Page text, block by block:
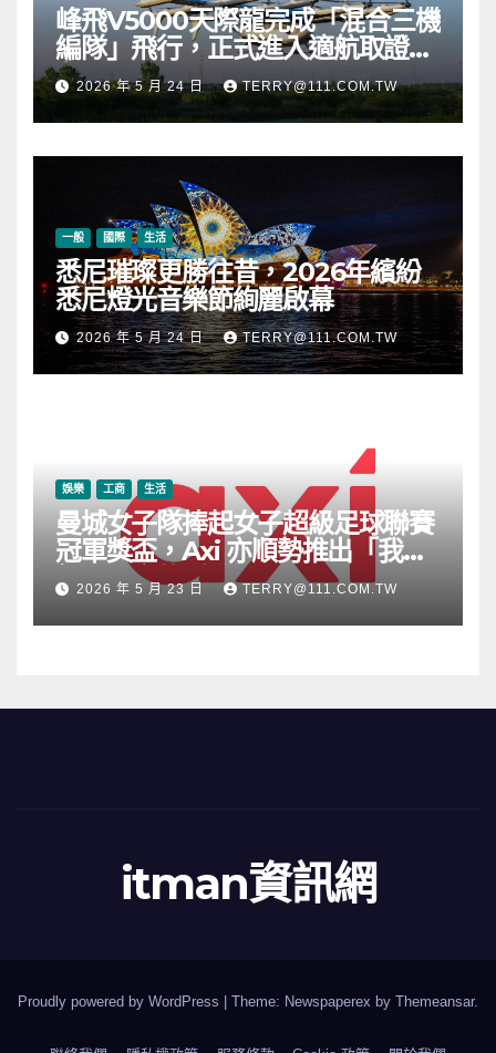
峰飛V5000天際龍完成「混合三機
編隊」飛行，正式進入適航取證階
段2026 年 5 月 24 日 TERRY@111.COM.TW
一般 國際 生活
悉尼璀璨更勝往昔，2026年繽紛
悉尼燈光音樂節絢麗啟幕
2026 年 5 月 24 日 TERRY@111.COM.TW
娛樂 工商 生活
曼城女子隊捧起女子超級足球聯賽
冠軍獎盃，Axi 亦順勢推出「我的
根源」宣傳活動
2026 年 5 月 23 日 TERRY@111.COM.TW
itman資訊網
Proudly powered by WordPress Theme: Newspaperex by Themeansar.